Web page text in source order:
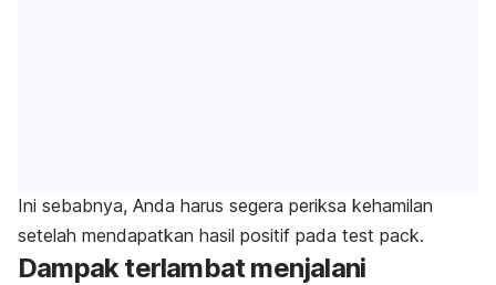
Ini sebabnya, Anda harus segera periksa kehamilan
setelah mendapatkan hasil positif pada test pack.
Dampak terlambat menjalani